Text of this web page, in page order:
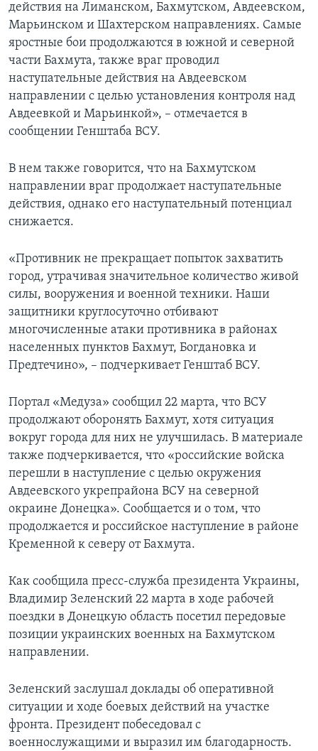
действия на Лиманском, Бахмутском, Авдеевском,
Марьинском и Шахтерском направлениях. Самые
яростные бои продолжаются в южной и северной
части Бахмута, также враг проводил
наступательные действия на Авдеевском
направлении с целью установления контроля над
Авдеевкой и Марьинкой», – отмечается в
сообщении Генштаба ВСУ.
В нем также говорится, что на Бахмутском
направлении враг продолжает наступательные
действия, однако его наступательный потенциал
снижается.
«Противник не прекращает попыток захватить
город, утрачивая значительное количество живой
силы, вооружения и военной техники. Наши
защитники круглосуточно отбивают
многочисленные атаки противника в районах
населенных пунктов Бахмут, Богдановка и
Предтечино», – подчеркивает Генштаб ВСУ.
Портал «Медуза» сообщил 22 марта, что ВСУ
продолжают оборонять Бахмут, хотя ситуация
вокруг города для них не улучшилась. В материале
также подчеркивается, что «российские войска
перешли в наступление с целью окружения
Авдеевского укрепрайона ВСУ на северной
окраине Донецка». Сообщается и о том, что
продолжается и российское наступление в районе
Кременной к северу от Бахмута.
Как сообщила пресс-служба президента Украины,
Владимир Зеленский 22 марта в ходе рабочей
поездки в Донецкую область посетил передовые
позиции украинских военных на Бахмутском
направлении.
Зеленский заслушал доклады об оперативной
ситуации и ходе боевых действий на участке
фронта. Президент побеседовал с
военнослужащими и выразил им благодарность.